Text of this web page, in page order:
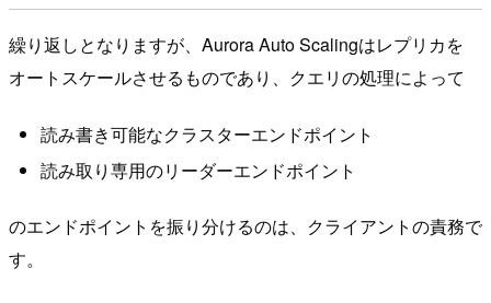
繰り返しとなりますが、Aurora Auto Scalingはレプリカを
オートスケールさせるものであり、クエリの処理によって
読み書き可能なクラスターエンドポイント
読み取り専用のリーダーエンドポイント
のエンドポイントを振り分けるのは、クライアントの責務で
す。